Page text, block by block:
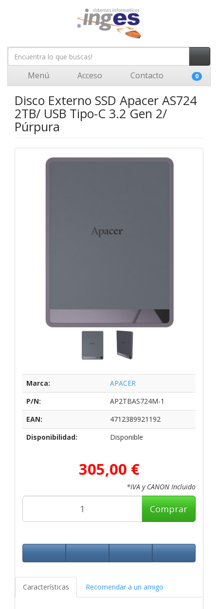
Menú Acceso Contacto 0
Disco Externo SSD Apacer AS724
2TB/ USB Tipo-C 3.2 Gen 2/
Púrpura
Marca:
APACER
P/N:
AP2TBAS724M-1
EAN:
4712389921192
Disponibilidad:
Disponible
305,00 €
*IVA y CANON Incluido
Comprar
Características Recomendar a un amigo